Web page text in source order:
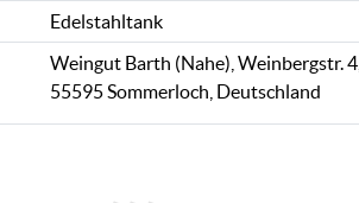
Edelstahltank
Weingut Barth (Nahe), Weinbergstr. 4,
55595 Sommerloch, Deutschland